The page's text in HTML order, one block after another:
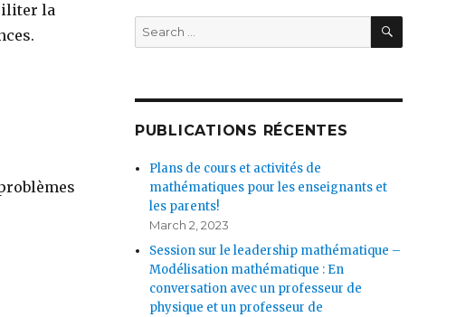
la
Search
for:
SEARCH
PUBLICATIONS RÉCENTES
Plans de cours et activités de
mathématiques pour les enseignants et
les parents!
March 2, 2023
Session sur le leadership mathématique –
Modélisation mathématique : En
conversation avec un professeur de
physique et un professeur de